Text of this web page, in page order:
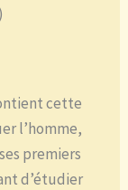
cette
l’homme,
premiers
d’étudier